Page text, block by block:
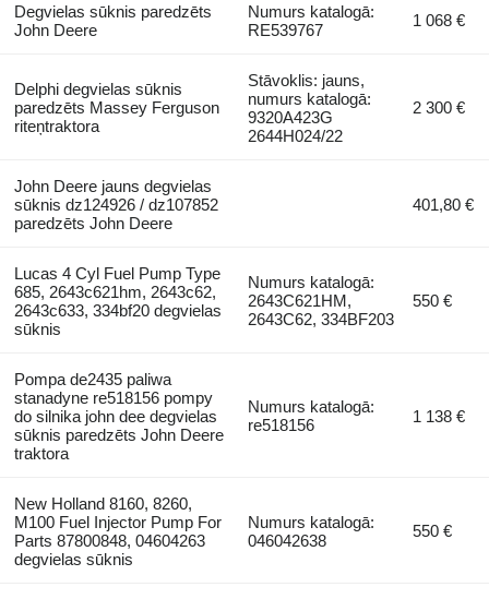
Degvielas sūknis paredzēts
John Deere
Numurs katalogā:
RE539767
1 068 €
Delphi degvielas sūknis
paredzēts Massey Ferguson
riteņtraktora
Stāvoklis: jauns,
numurs katalogā:
9320A423G
2644H024/22
2 300 €
John Deere jauns degvielas
sūknis dz124926 / dz107852
paredzēts John Deere
401,80 €
Lucas 4 Cyl Fuel Pump Type
685, 2643c621hm, 2643c62,
2643c633, 334bf20 degvielas
sūknis
Numurs katalogā:
2643C621HM,
2643C62, 334BF203
550 €
Pompa de2435 paliwa
stanadyne re518156 pompy
do silnika john dee degvielas
sūknis paredzēts John Deere
traktora
Numurs katalogā:
re518156
1 138 €
New Holland 8160, 8260,
M100 Fuel Injector Pump For
Parts 87800848, 04604263
degvielas sūknis
Numurs katalogā:
046042638
550 €